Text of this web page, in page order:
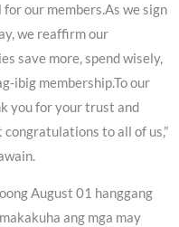
our members.As we sign
we reaffirm our
save more, spend wisely,
ibig membership.To our
you for your trust and
to all of us,”
August 01 hanggang
ang mga may